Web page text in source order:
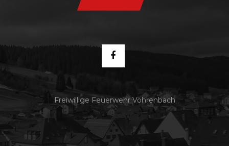
Freiwillige Feuerwehr Vöhrenbach